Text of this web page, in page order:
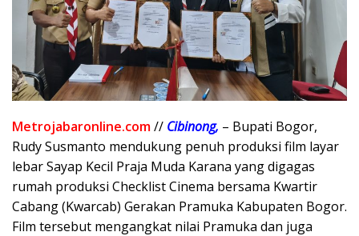
Metrojabaronline.com// Cibinong, – Bupati Bogor,
Rudy Susmanto mendukung penuh produksi film layar
lebar Sayap Kecil Praja Muda Karana yang digagas
rumah produksi Checklist Cinema bersama Kwartir
Cabang (Kwarcab) Gerakan Pramuka Kabupaten Bogor.
Film tersebut mengangkat nilai Pramuka dan juga